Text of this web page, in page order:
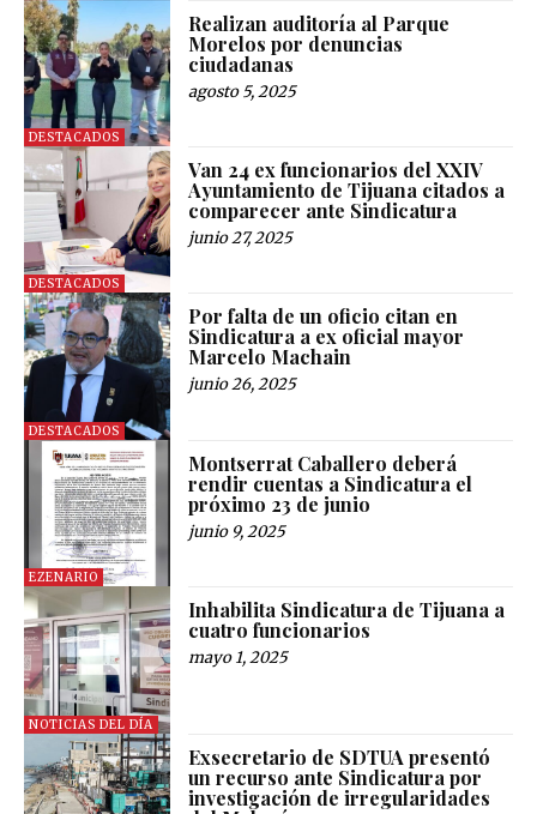
DESTACADOS
Realizan auditoría al Parque
Morelos por denuncias
ciudadanas
agosto 5, 2025
DESTACADOS
Van 24 ex funcionarios del XXIV
Ayuntamiento de Tijuana citados a
comparecer ante Sindicatura
junio 27, 2025
DESTACADOS
Por falta de un oficio citan en
Sindicatura a ex oficial mayor
Marcelo Machain
junio 26, 2025
EZENARIO
Montserrat Caballero deberá
rendir cuentas a Sindicatura el
próximo 23 de junio
junio 9, 2025
NOTICIAS DEL DÍA
Inhabilita Sindicatura de Tijuana a
cuatro funcionarios
mayo 1, 2025
Exsecretario de SDTUA presentó
un recurso ante Sindicatura por
investigación de irregularidades